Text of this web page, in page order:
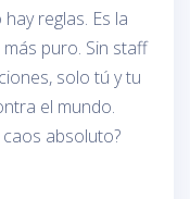
reglas. Es la
puro. Sin staff
solo tú y tu
el mundo.
absoluto?